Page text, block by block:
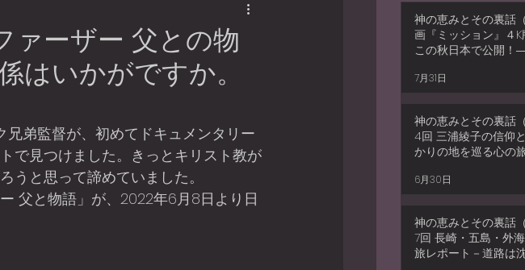
ァーザー 父との物
はいかがですか。
で見つけました。きっとキリスト教が
うと思って諦めていました。
父と物語」が、2022年6月8日より日
神の恵みとその裏話
画『ミッション』４
この秋日本で公開！
だけでは終わらない
7月31日
神の恵みとその裏話
4回 三浦綾子の信仰
かりの地を巡る心の
と、北海道の痛みの
6月30日
神の恵みとその裏話
7回 長崎・五島・外
旅レポート－道路は